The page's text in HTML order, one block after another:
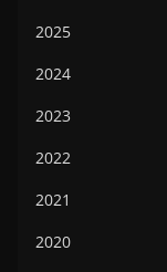
2025
2024
2023
2022
2021
2020